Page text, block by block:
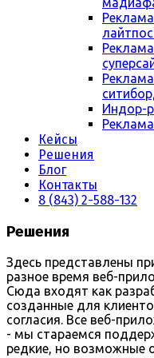
Индор-
Кейсы
Решения
Блог
Контакты
8 (843) 2-588-132
Решения
Здесь представлены
разное время веб-
Сюда входят как
созданные для
согласия. Все веб-
- мы стараемся
редкие, но возможные